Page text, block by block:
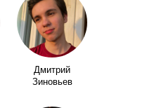
Дмитрий
Зиновьев